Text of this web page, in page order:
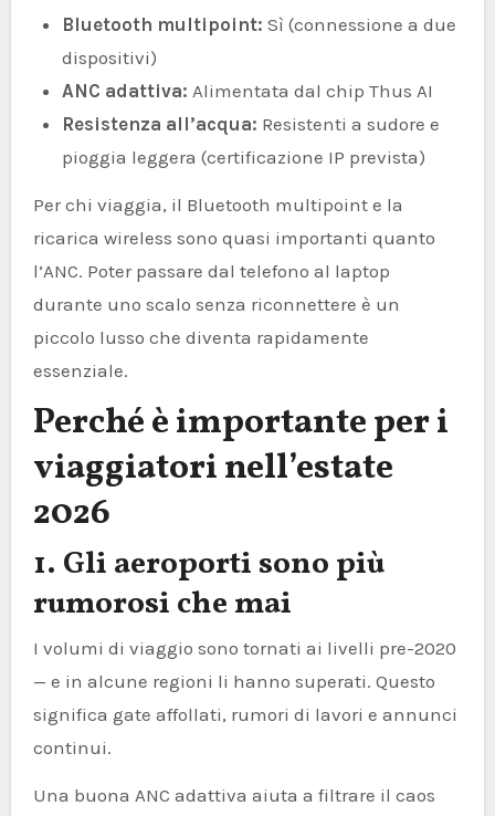
Bluetooth multipoint: Sì (connessione a due
dispositivi)
ANC adattiva: Alimentata dal chip Thus AI
Resistenza all’acqua: Resistenti a sudore e
pioggia leggera (certificazione IP prevista)
Per chi viaggia, il Bluetooth multipoint e la
ricarica wireless sono quasi importanti quanto
l’ANC. Poter passare dal telefono al laptop
durante uno scalo senza riconnettere è un
piccolo lusso che diventa rapidamente
essenziale.
Perché è importante per i
viaggiatori nell’estate
2026
1. Gli aeroporti sono più
rumorosi che mai
I volumi di viaggio sono tornati ai livelli pre-2020
— e in alcune regioni li hanno superati. Questo
significa gate affollati, rumori di lavori e annunci
continui.
Una buona ANC adattiva aiuta a filtrare il caos